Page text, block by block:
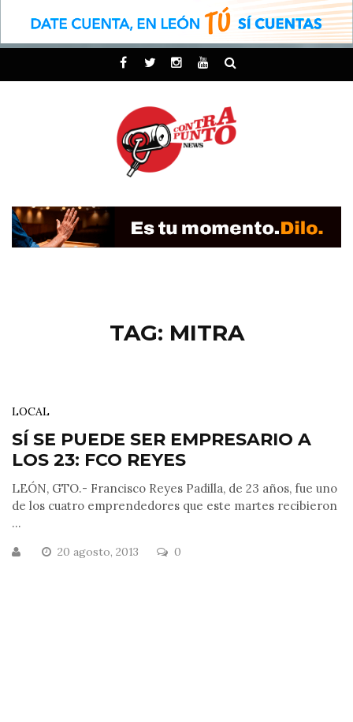
TAG: MITRA
LOCAL
SÍ SE PUEDE SER EMPRESARIO A
LOS 23: FCO REYES
LEÓN, GTO.- Francisco Reyes Padilla, de 23 años, fue uno
de los cuatro emprendedores que este martes recibieron
...
20 agosto, 2013 0